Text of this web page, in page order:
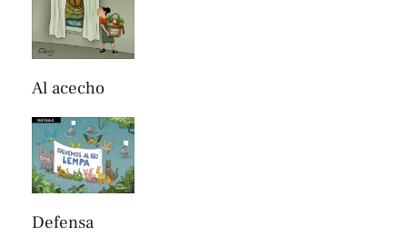
Al acecho
Defensa